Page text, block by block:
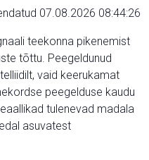
07.08.2026 08:44:26
teekonna pikenemist
tõttu. Peegeldunud
vaid keerukamat
peegelduse kaudu
tulenevad madala
asuvatest